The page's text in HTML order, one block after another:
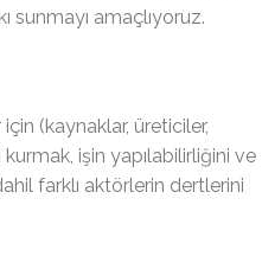
amaçlıyoruz.
(kaynaklar, üreticiler,
işin yapılabilirliğini ve
farklı aktörlerin dertlerini